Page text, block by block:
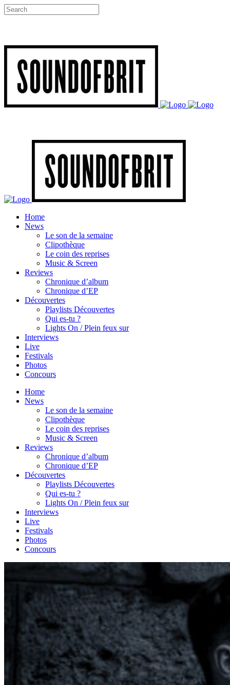
Home
News
Le son de la semaine
Clipothèque
Le coin des reprises
Music & Screen
Reviews
Chronique d’album
Chronique d’EP
Découvertes
Playlists Découvertes
Qui es-tu ?
Lights On / Plein feux sur
Interviews
Live
Festivals
Photos
Concours
Home
News
Le son de la semaine
Clipothèque
Le coin des reprises
Music & Screen
Reviews
Chronique d’album
Chronique d’EP
Découvertes
Playlists Découvertes
Qui es-tu ?
Lights On / Plein feux sur
Interviews
Live
Festivals
Photos
Concours